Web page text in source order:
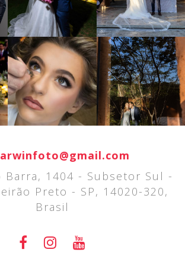
Barra, 1404 - Subsetor Sul -
Preto - SP, 14020-320,
Brasil